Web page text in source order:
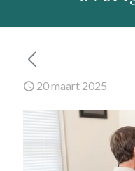
20 maart 2025